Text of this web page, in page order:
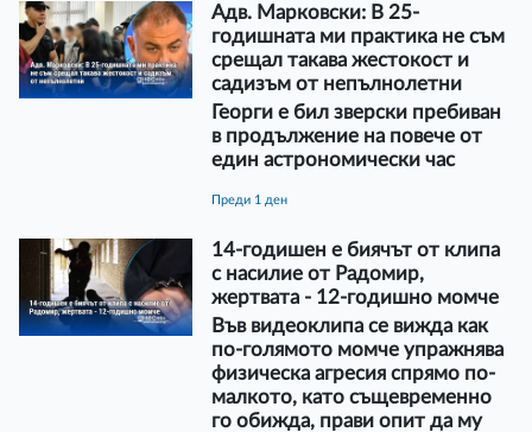
Адв. Марковски: В 25-
годишната ми практика не съм
срещал такава жестокост и
садизъм от непълнолетни
Георги е бил зверски пребиван
в продължение на повече от
един астрономически час
преди 1 ден
14-годишен е биячът от клипа
с насилие от Радомир,
жертвата - 12-годишно момче
Във видеоклипа се вижда как
по-голямото момче упражнява
физическа агресия спрямо по-
малкото, като същевременно
го обижда, прави опит да му